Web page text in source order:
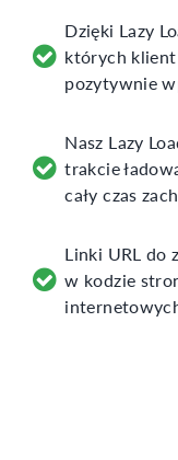
Dzięki Lazy
których
pozytywnie
Nasz Lazy
trakcie
cały czas
Linki URL do
w kodzie